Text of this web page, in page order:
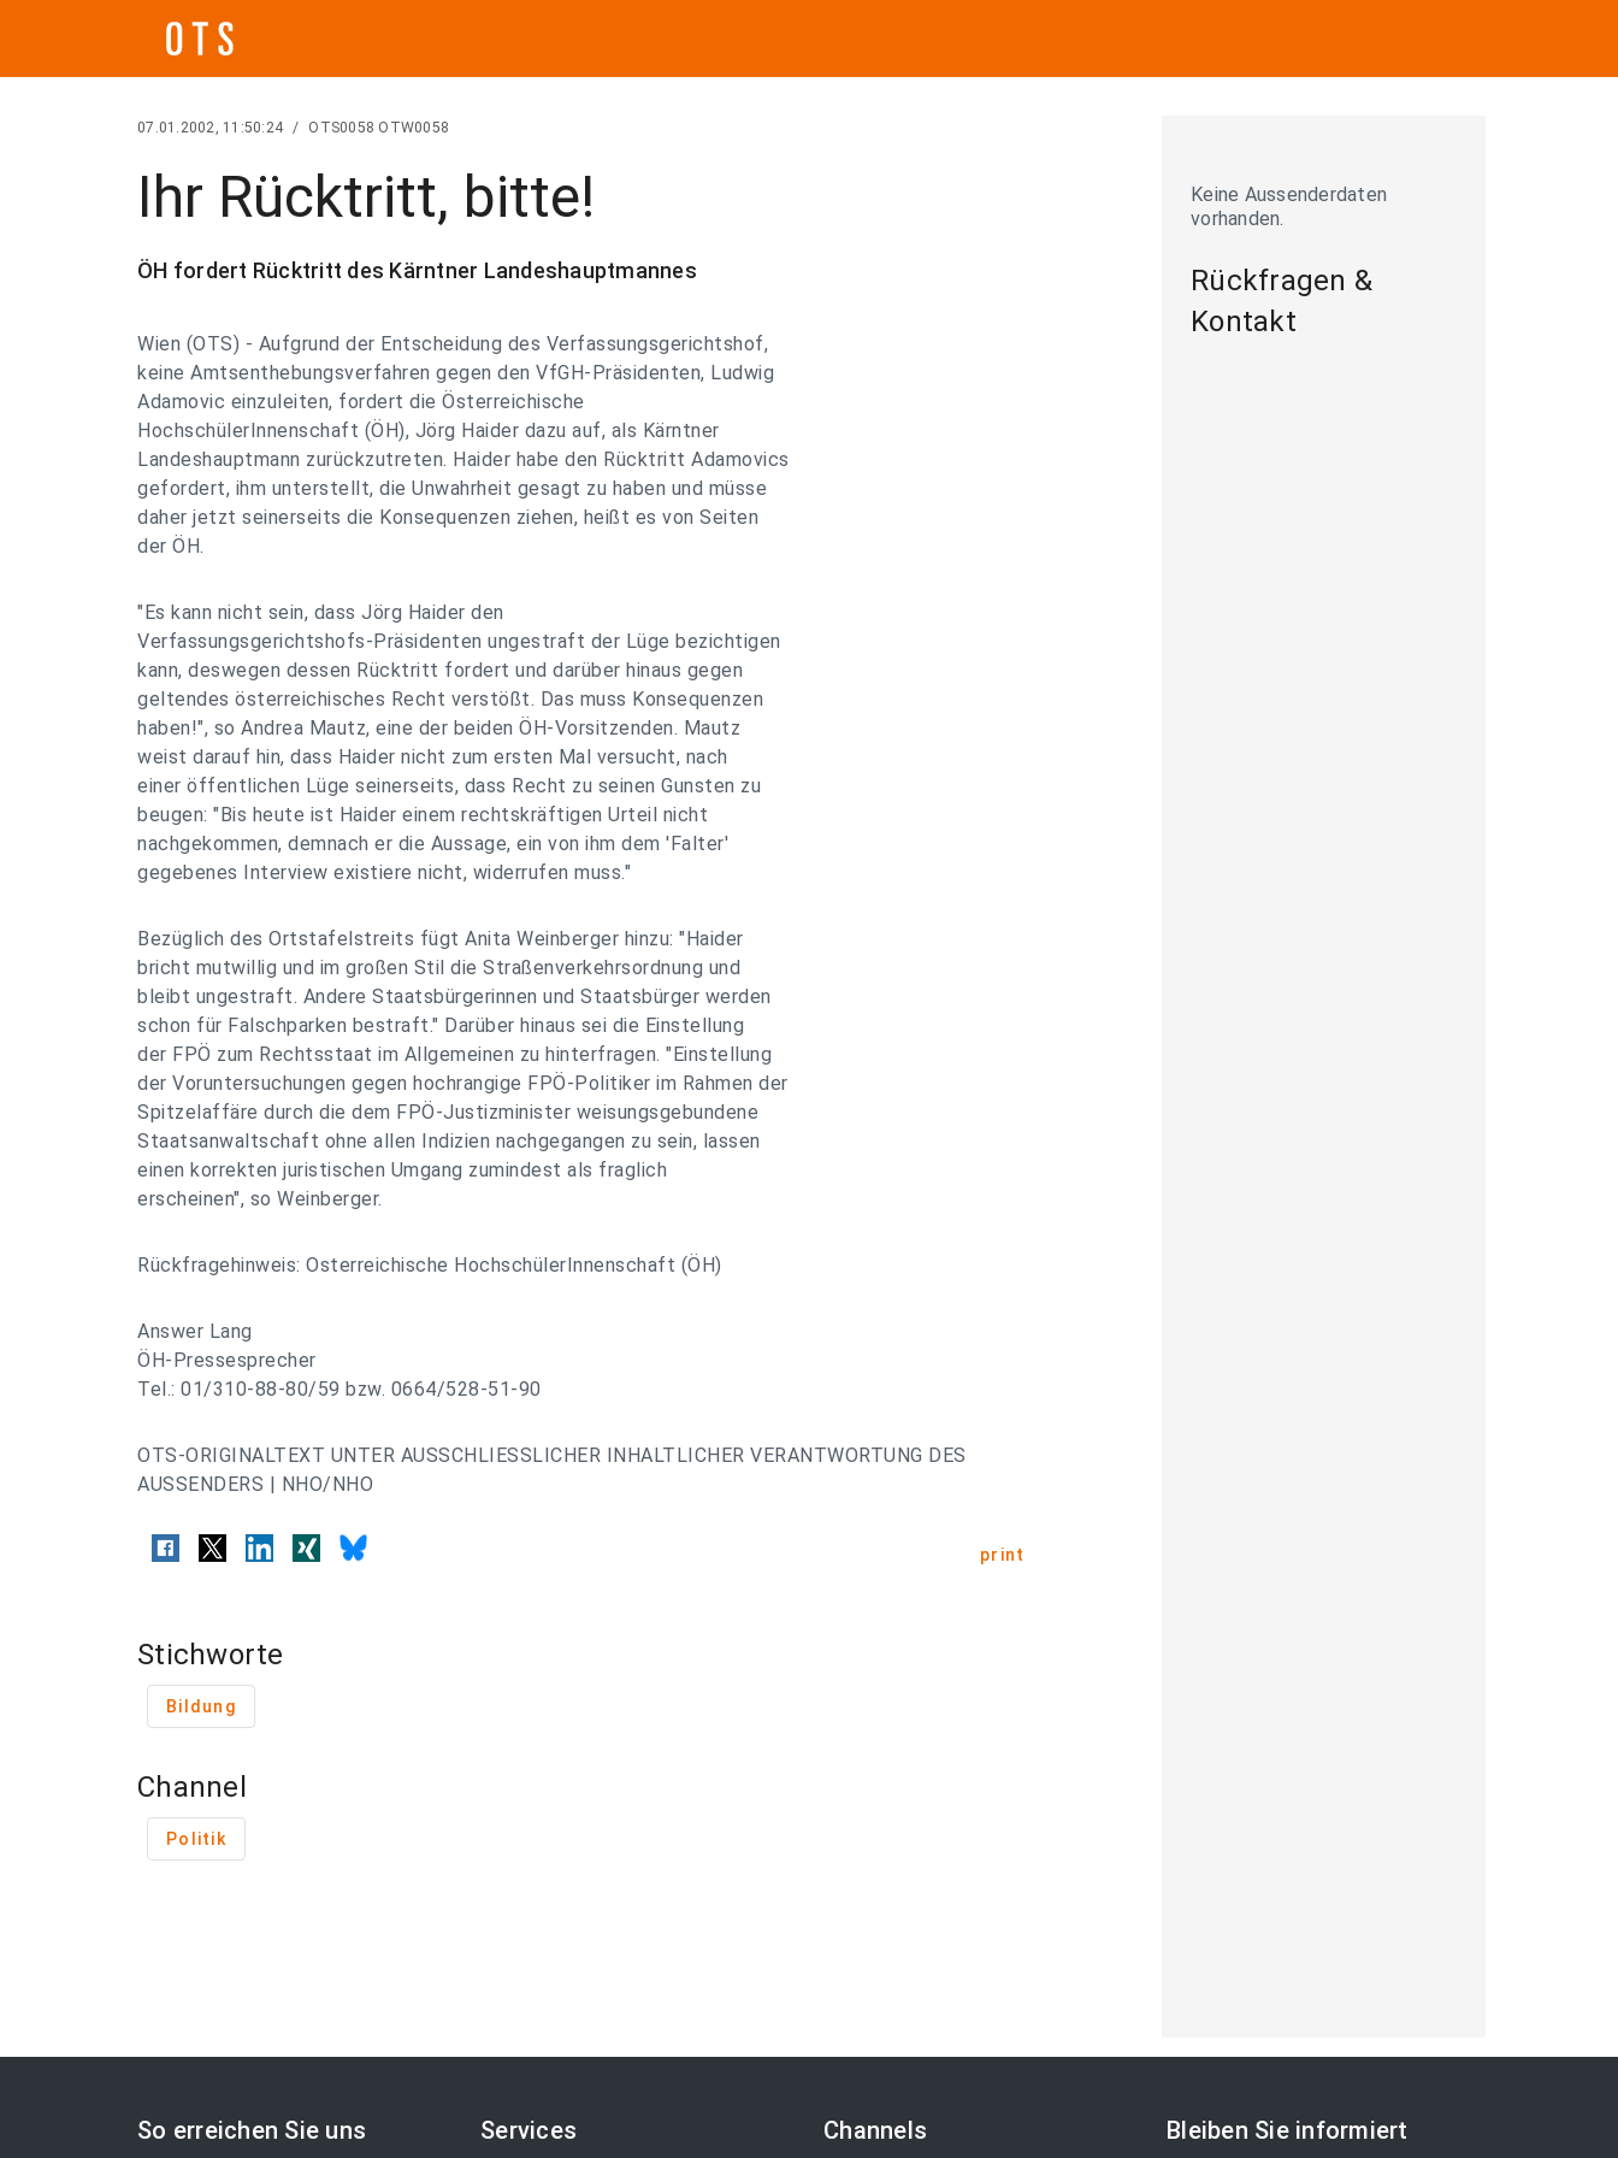
07.01.2002, 11:50:24 / OTS0058 OTW0058
Ihr Rücktritt, bitte!
ÖH fordert Rücktritt des Kärntner Landeshauptmannes
Wien (OTS) - Aufgrund der Entscheidung des Verfassungsgerichtshof,
keine Amtsenthebungsverfahren gegen den VfGH-Präsidenten, Ludwig
Adamovic einzuleiten, fordert die Österreichische
HochschülerInnenschaft (ÖH), Jörg Haider dazu auf, als Kärntner
Landeshauptmann zurückzutreten. Haider habe den Rücktritt Adamovics
gefordert, ihm unterstellt, die Unwahrheit gesagt zu haben und müsse
daher jetzt seinerseits die Konsequenzen ziehen, heißt es von Seiten
der ÖH.
"Es kann nicht sein, dass Jörg Haider den
Verfassungsgerichtshofs-Präsidenten ungestraft der Lüge bezichtigen
kann, deswegen dessen Rücktritt fordert und darüber hinaus gegen
geltendes österreichisches Recht verstößt. Das muss Konsequenzen
haben!", so Andrea Mautz, eine der beiden ÖH-Vorsitzenden. Mautz
weist darauf hin, dass Haider nicht zum ersten Mal versucht, nach
einer öffentlichen Lüge seinerseits, dass Recht zu seinen Gunsten zu
beugen: "Bis heute ist Haider einem rechtskräftigen Urteil nicht
nachgekommen, demnach er die Aussage, ein von ihm dem 'Falter'
gegebenes Interview existiere nicht, widerrufen muss."
Bezüglich des Ortstafelstreits fügt Anita Weinberger hinzu: "Haider
bricht mutwillig und im großen Stil die Straßenverkehrsordnung und
bleibt ungestraft. Andere Staatsbürgerinnen und Staatsbürger werden
schon für Falschparken bestraft." Darüber hinaus sei die Einstellung
der FPÖ zum Rechtsstaat im Allgemeinen zu hinterfragen. "Einstellung
der Voruntersuchungen gegen hochrangige FPÖ-Politiker im Rahmen der
Spitzelaffäre durch die dem FPÖ-Justizminister weisungsgebundene
Staatsanwaltschaft ohne allen Indizien nachgegangen zu sein, lassen
einen korrekten juristischen Umgang zumindest als fraglich
erscheinen", so Weinberger.
Rückfragehinweis: Osterreichische HochschülerInnenschaft (ÖH)
Answer Lang
ÖH-Pressesprecher
Tel.: 01/310-88-80/59 bzw. 0664/528-51-90
OTS-ORIGINALTEXT UNTER AUSSCHLIESSLICHER INHALTLICHER VERANTWORTUNG DES
AUSSENDERS | NHO/NHO
print
Stichworte
Bildung
Channel
Politik
Keine Aussenderdaten
vorhanden.
Rückfragen &
Kontakt
So erreichen Sie uns Services Channels Bleiben Sie informiert